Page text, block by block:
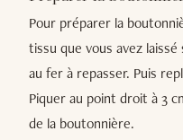
Pour préparer la
tissu que vous avez
au fer à repasser. Puis
Piquer au point droit à 3
de la boutonnière.